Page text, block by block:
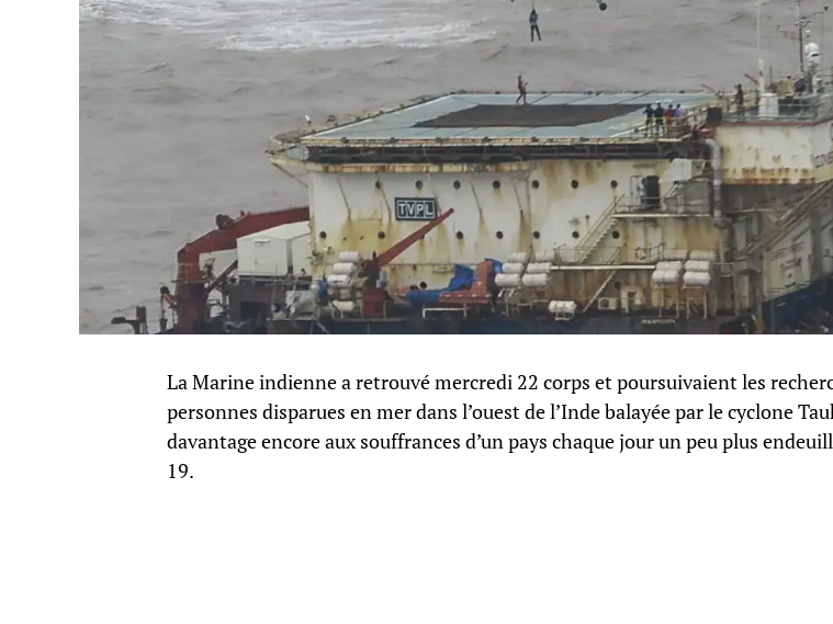
La Marine indienne a retrouvé mercredi 22 corps et poursuivaient les
personnes disparues en mer dans l’ouest de l’Inde balayée par le cyclone
davantage encore aux souffrances d’un pays chaque jour un peu plus
19.